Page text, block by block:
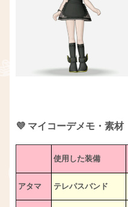
💜 マイコーデメモ・素材
使用した装備
アタマ テレパスバンド